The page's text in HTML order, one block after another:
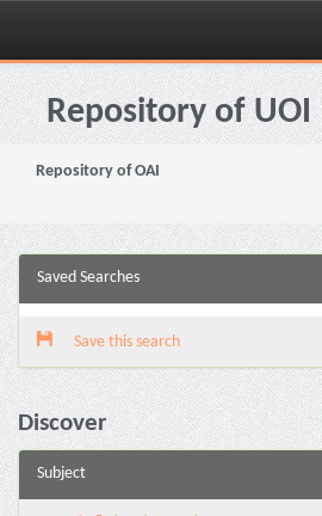
Skip
navigationRepository of
Repository of OAI
Saved Searches
Save this search
Discover
Subject